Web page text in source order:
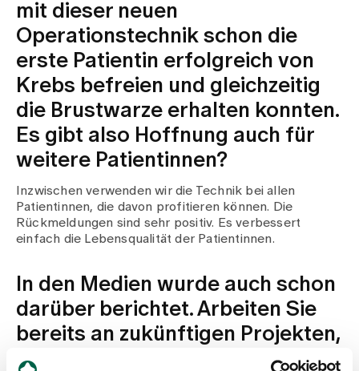
mit dieser neuen
Operationstechnik schon die
erste Patientin erfolgreich von
Krebs befreien und gleichzeitig
die Brustwarze erhalten konnten.
Es gibt also Hoffnung auch für
weitere Patientinnen?
Inzwischen verwenden wir die Technik bei allen
Patientinnen, die davon profitieren können. Die
Rückmeldungen sind sehr positiv. Es verbessert
einfach die Lebensqualität der Patientinnen.
In den Medien wurde auch schon
darüber berichtet. Arbeiten Sie
bereits an zukünftigen Projekten,
über die Sie dann gerne in den